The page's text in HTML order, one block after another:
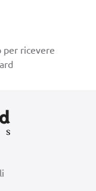
per ricevere